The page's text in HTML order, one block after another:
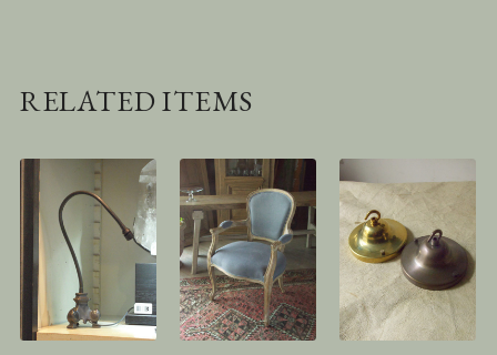
RELATED ITEMS